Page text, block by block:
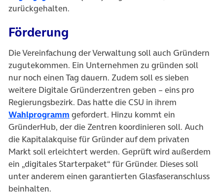
zurückgehalten.
Förderung
Die Vereinfachung der Verwaltung soll auch Gründern
zugutekommen. Ein Unternehmen zu gründen soll
nur noch einen Tag dauern. Zudem soll es sieben
weitere Digitale Gründerzentren geben – eins pro
Regierungsbezirk. Das hatte die CSU in ihrem
Wahlprogramm (öffnet in neuem Tab)
gefordert. Hinzu kommt ein
GründerHub, der die Zentren koordinieren soll. Auch
die Kapitalakquise für Gründer auf dem privaten
Markt soll erleichtert werden. Geprüft wird außerdem
ein „digitales Starterpaket“ für Gründer. Dieses soll
unter anderem einen garantierten Glasfaseranschluss
beinhalten.